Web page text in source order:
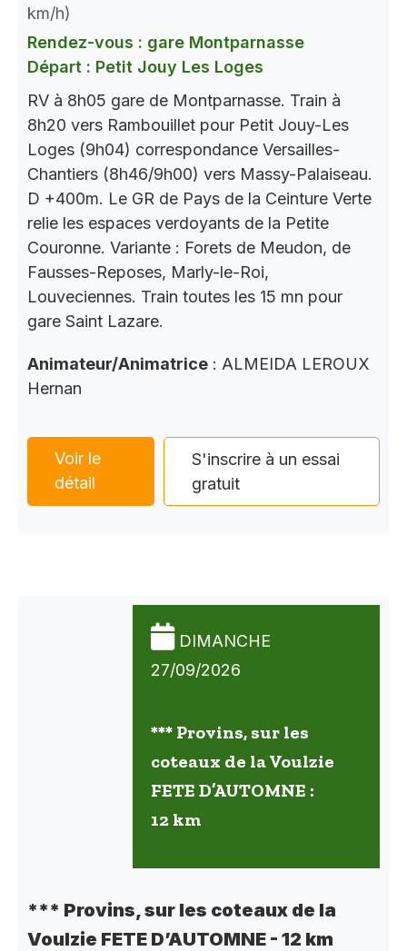
km/h)
Rendez-vous : gare Montparnasse
Départ : Petit Jouy Les Loges
RV à 8h05 gare de Montparnasse. Train à
8h20 vers Rambouillet pour Petit Jouy-Les
Loges (9h04) correspondance Versailles-
Chantiers (8h46/9h00) vers Massy-Palaiseau.
D +400m. Le GR de Pays de la Ceinture Verte
relie les espaces verdoyants de la Petite
Couronne. Variante : Forets de Meudon, de
Fausses-Reposes, Marly-le-Roi,
Louveciennes. Train toutes les 15 mn pour
gare Saint Lazare.
Animateur/Animatrice : ALMEIDA LEROUX
Hernan
Voir le
détail
S'inscrire à un essai
gratuit
DIMANCHE
27/09/2026
*** Provins, sur les
coteaux de la Voulzie
FETE D’AUTOMNE :
12 km
*** Provins, sur les coteaux de la
Voulzie FETE D’AUTOMNE - 12 km